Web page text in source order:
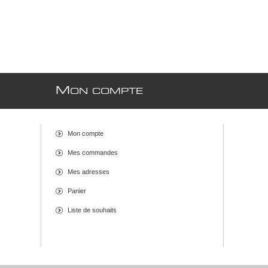
M ON COMPTE
Mon compte
Mes commandes
Mes adresses
Panier
Liste de souhaits